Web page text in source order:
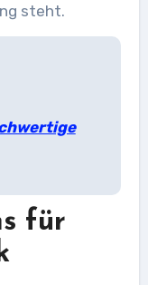
steht.
für